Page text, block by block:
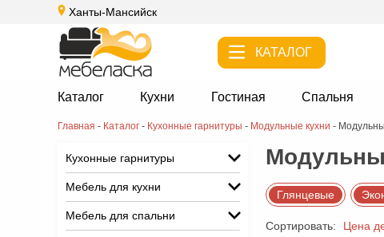
Ханты-Мансийск
КАТАЛОГ
Каталог Кухни Гостиная Спальня
Главная - Каталог - Кухонные гарнитуры - Модульные кухни -
Кухонные гарнитуры
Мебель для кухни
Мебель для спальни
Глянцевые
Сортировать: Цена